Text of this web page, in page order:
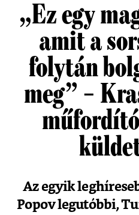
„Ez egy
amit a
folytán
meg” –
Az egyik
Popov legutóbbi,